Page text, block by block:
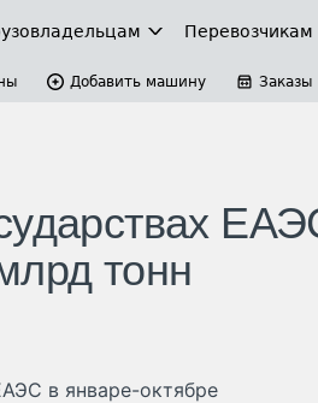
Перевозчикам
Добавить машину Заказы
тонн
в январе-октябре